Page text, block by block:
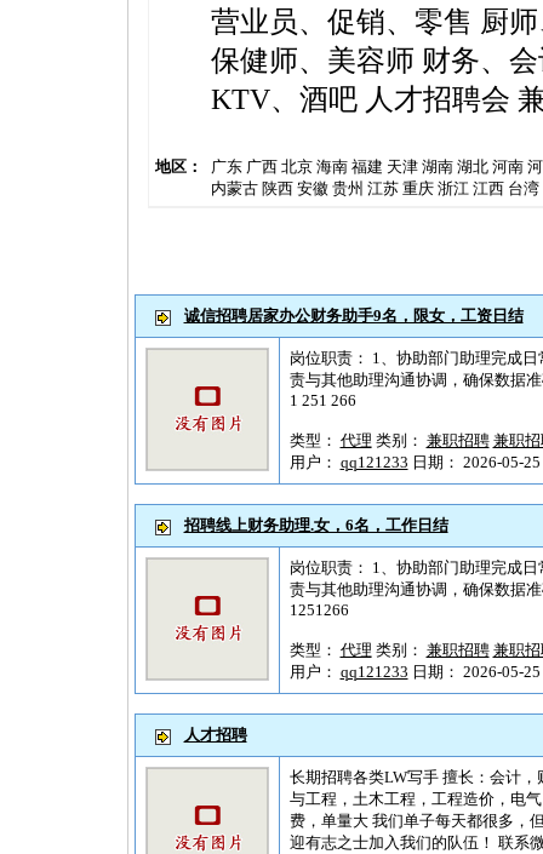
营业员、促销、零售 厨
保健师、美容师 财务、
KTV、酒吧 人才招聘会
地区： 广东 广西 北京 海南 福建 天津 湖南 湖北 河南
内蒙古 陕西 安徽 贵州 江苏 重庆 浙江 江西 台湾
诚信招聘居家办公财务助手9名，限女，工资日结
岗位职责： 1、协助部门助理完成
责与其他助理沟通协调，确保数据
1 251 266
类型： 代理 类别： 兼职招聘 兼职招
用户： qq121233 日期： 2026-05-
招聘线上财务助理.女，6名，工作日结
岗位职责： 1、协助部门助理完成
责与其他助理沟通协调，确保数据
1251266
类型： 代理 类别： 兼职招聘 兼职招
用户： qq121233 日期： 2026-05-
人才招聘
长期招聘各类LW写手 擅长：会计
与工程，土木工程，工程造价，电
费，单量大 我们单子每天都很多，
迎有志之士加入我们的队伍！ 联系